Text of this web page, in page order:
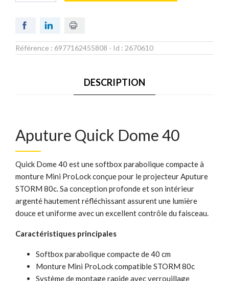
Référence : 6977162455808 - Id : 2670610
DESCRIPTION
Aputure Quick Dome 40
Quick Dome 40 est une softbox parabolique compacte à
monture Mini ProLock conçue pour le projecteur Aputure
STORM 80c. Sa conception profonde et son intérieur
argenté hautement réfléchissant assurent une lumière
douce et uniforme avec un excellent contrôle du faisceau.
Caractéristiques principales
Softbox parabolique compacte de 40 cm
Monture Mini ProLock compatible STORM 80c
Système de montage rapide avec verrouillage